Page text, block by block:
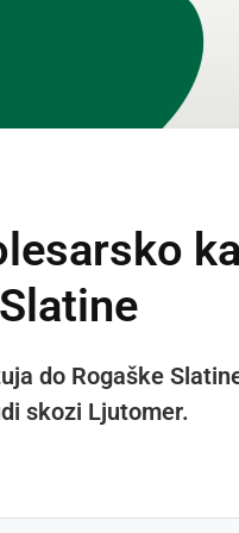
do Rogaške
skozi Ljutomer.